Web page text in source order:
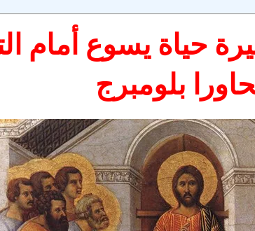
حياة يسوع أمام
بلومبرج